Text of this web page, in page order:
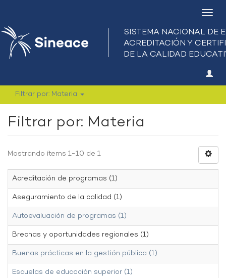
Filtrar por: Materia
Filtrar por: Materia
Mostrando ítems 1-10 de 1
Acreditación de programas (1)
Aseguramiento de la calidad (1)
Autoevaluación de programas (1)
Brechas y oportunidades regionales (1)
Buenas prácticas en la gestión pública (1)
Escuelas de educación superior (1)